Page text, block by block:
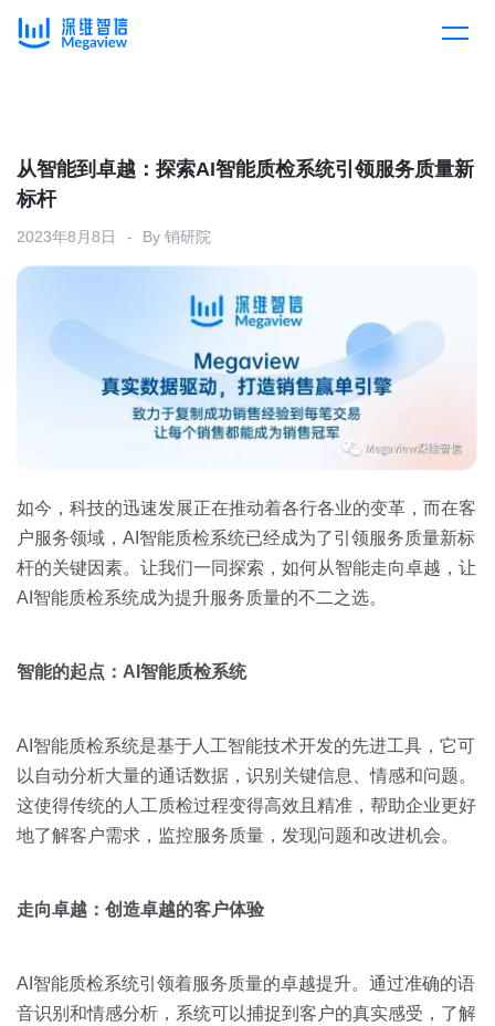
产品总览
产品集成
解决方案
按行业
教育
房地产
金融
销售管理
按业务场景
培训辅导
客户案例
定价
资源中心
全部
白皮书
销售会话智能
关于我们
预约演示
从智能到卓越：探索AI智能质检系统引领服务质量新
标杆
2023年8月8日 By 销研院
如今，科技的迅速发展正在推动着各行各业的变革，而在客
户服务领域，AI智能质检系统已经成为了引领服务质量新标
杆的关键因素。让我们一同探索，如何从智能走向卓越，让
AI智能质检系统成为提升服务质量的不二之选。
智能的起点： AI 智能质检系统
AI智能质检系统是基于人工智能技术开发的先进工具，它可
以自动分析大量的通话数据，识别关键信息、情感和问题。
这使得传统的人工质检过程变得高效且精准，帮助企业更好
地了解客户需求，监控服务质量，发现问题和改进机会。
走向卓越：创造卓越的客户体验
AI智能质检系统引领着服务质量的卓越提升。通过准确的语
音识别和情感分析，系统可以捕捉到客户的真实感受，了解